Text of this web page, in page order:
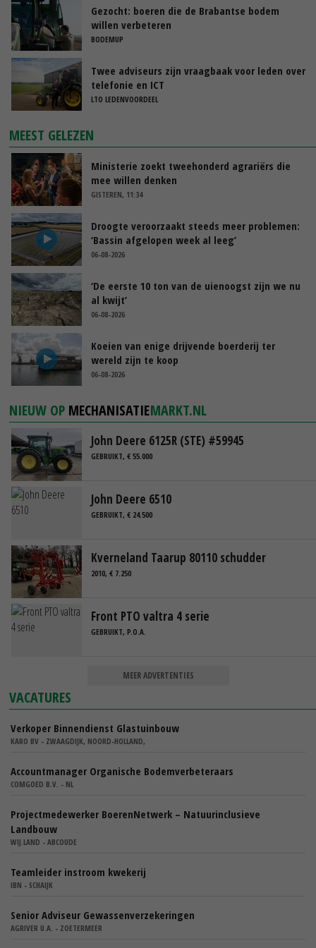
Gezocht: boeren die de Brabantse bodem
willen verbeteren
BODEMUP
Twee adviseurs zijn vraagbaak voor leden over
telefonie en ICT
LTO LEDENVOORDEEL
MEEST GELEZEN
Ministerie zoekt tweehonderd agrariërs die
mee willen denken
GISTEREN, 11:34
Droogte veroorzaakt steeds meer problemen:
‘Bassin afgelopen week al leeg’
06-08-2026
‘De eerste 10 ton van de uienoogst zijn we nu
al kwijt’
06-08-2026
Koeien van enige drijvende boerderij ter
wereld zijn te koop
06-08-2026
NIEUW OP MECHANISATIEMARKT.NL
John Deere 6125R (STE) #59945
GEBRUIKT, € 55.000
John Deere 6510
GEBRUIKT, € 24.500
Kverneland Taarup 80110 schudder
2010, € 7.250
Front PTO valtra 4 serie
GEBRUIKT, P.O.A.
MEER ADVERTENTIES
VACATURES
Verkoper Binnendienst Glastuinbouw
KARO BV - ZWAAGDIJK, NOORD-HOLLAND,
Accountmanager Organische Bodemverbeteraars
COMGOED B.V. - NL
Projectmedewerker BoerenNetwerk – Natuurinclusieve
Landbouw
WIJ.LAND - ABCOUDE
Teamleider instroom kwekerij
IBN - SCHAIJK
Senior Adviseur Gewassenverzekeringen
AGRIVER U.A. - ZOETERMEER